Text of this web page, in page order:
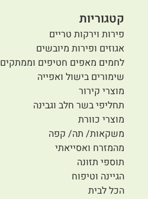
קטגוריות
פירות וירקות טריים
אגוזים ופירות מיובשים
לחמים מאפים חטיפים וממתקים
שימורים בישול ואפייה
מוצרי קירור
תחליפי בשר חלב וגבינה
מוצרי כוורת
משקאות/ תה/ קפה
מהמזרח ואסייאתי
תוספי תזונה
הגיינה וטיפוח
הכל לבית